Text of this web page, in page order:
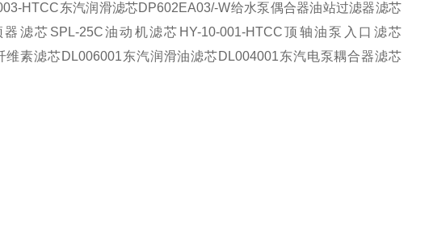
HTCC东汽润滑滤芯DP602EA03/-W给水泵偶合器油站过滤器滤芯
器滤芯 SPL-25C油动机滤芯 HY-10-001-HTCC顶轴油泵入口滤芯
维素滤芯DL006001东汽润滑油滤芯DL004001东汽电泵耦合器滤芯